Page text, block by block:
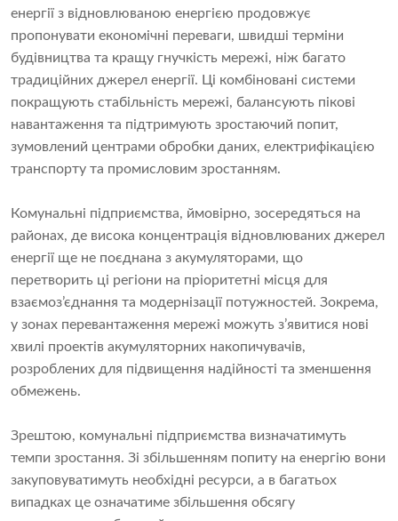
енергії з відновлюваною енергією продовжує
пропонувати економічні переваги, швидші терміни
будівництва та кращу гнучкість мережі, ніж багато
традиційних джерел енергії. Ці комбіновані системи
покращують стабільність мережі, балансують пікові
навантаження та підтримують зростаючий попит,
зумовлений центрами обробки даних, електрифікацією
транспорту та промисловим зростанням.
Комунальні підприємства, ймовірно, зосередяться на
районах, де висока концентрація відновлюваних джерел
енергії ще не поєднана з акумуляторами, що
перетворить ці регіони на пріоритетні місця для
взаємоз’єднання та модернізації потужностей. Зокрема,
у зонах перевантаження мережі можуть з’явитися нові
хвилі проектів акумуляторних накопичувачів,
розроблених для підвищення надійності та зменшення
обмежень.
Зрештою, комунальні підприємства визначатимуть
темпи зростання. Зі збільшенням попиту на енергію вони
закуповуватимуть необхідні ресурси, а в багатьох
випадках це означатиме збільшення обсягу